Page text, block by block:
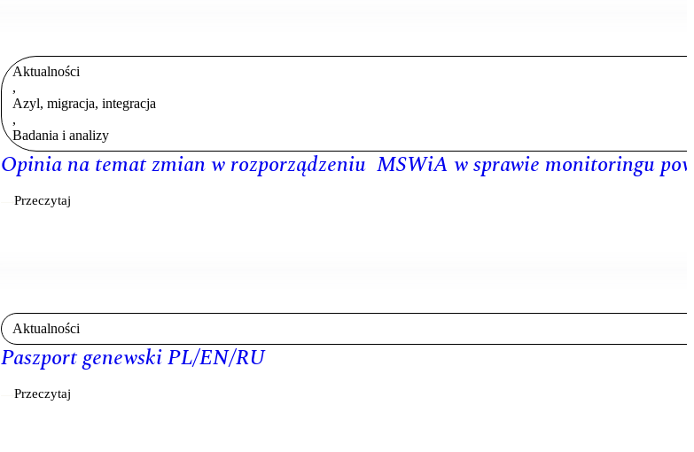
Aktualności
,
Azyl, migracja, integracja
,
Badania i analizy
Opinia na temat zmian w rozporządzeniu MSWiA w sprawie monitoringu
Przeczytaj
Aktualności
Paszport genewski PL/EN/RU
Przeczytaj